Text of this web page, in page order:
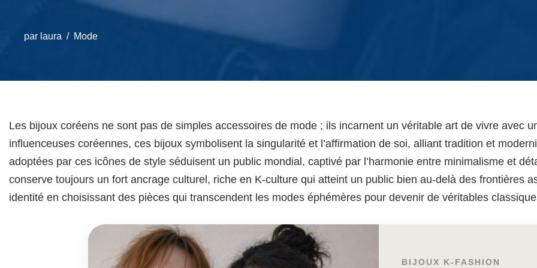
par laura Mode
Les bijoux coréens ne sont pas de simples accessoires de mode ; ils incarnent un véritable art de vivre avec
influenceuses coréennes, ces bijoux symbolisent la singularité et l’affirmation de soi, alliant tradition et
adoptées par ces icônes de style séduisent un public mondial, captivé par l’harmonie entre minimalisme et
conserve toujours un fort ancrage culturel, riche en K-culture qui atteint un public bien au-delà des frontières
identité en choisissant des pièces qui transcendent les modes éphémères pour devenir de véritables
BIJOUX K-FASHION